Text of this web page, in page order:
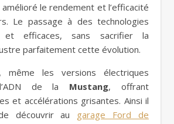
le rendement et l’efficacité
Le passage à des technologies
efficaces, sans sacrifier la
parfaitement cette évolution.
même les versions électriques
l’ADN de la Mustang, offrant
et accélérations grisantes. Ainsi il
découvrir au garage Ford de